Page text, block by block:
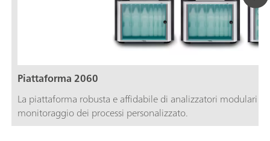
Piattaforma 2060
La piattaforma robusta e affidabile di analizzatori modulari
monitoraggio dei processi personalizzato.